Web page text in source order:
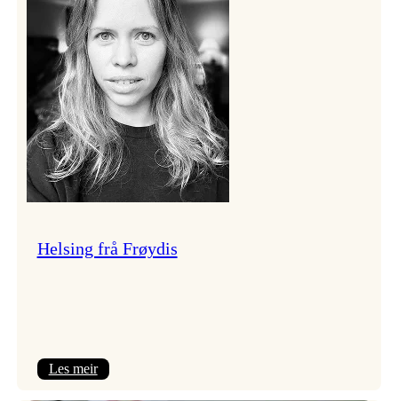
Helsing frå Frøydis
Les meir: